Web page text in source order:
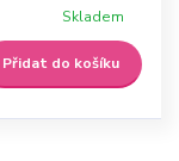
Skladem
Přidat do košíku